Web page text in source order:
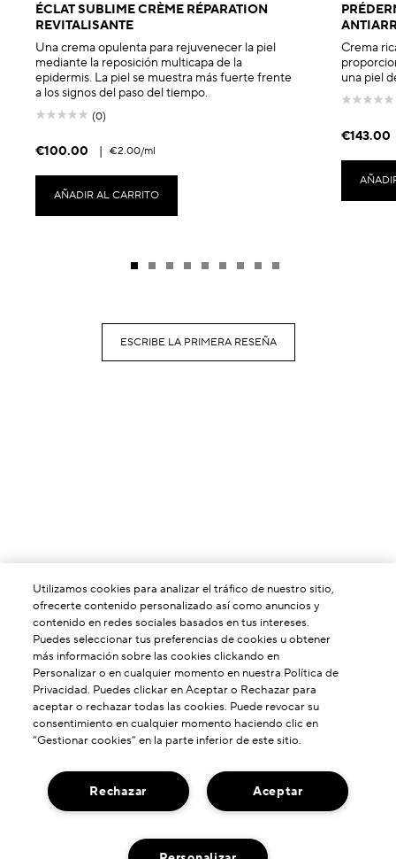
ÉCLAT SUBLIME CRÈME RÉPARATION
REVITALISANTE
Una crema opulenta para rejuvenecer la piel
mediante la reposición multicapa de la
epidermis. La piel se muestra más fuerte frente
a los signos del paso del tiempo.
(0)
€100.00 | €2.00/ml
AÑADIR AL CARRITO
Crema
una piel
€143.00
ESCRIBE LA PRIMERA RESEÑA
Utilizamos cookies para analizar el tráfico de nuestro sitio,
ofrecerte contenido personalizado así como anuncios y
contenido en redes sociales basados en tus intereses.
Puedes seleccionar tus preferencias de cookies u obtener
más información sobre las cookies clickando en
Personalizar o en cualquier momento en nuestra Política de
Privacidad. Puedes clickar en Aceptar o Rechazar para
aceptar o rechazar todas las cookies. Puede revocar su
consentimiento en cualquier momento haciendo clic en
“Gestionar cookies” en la parte inferior de este sitio.
Aceptar
Rechazar